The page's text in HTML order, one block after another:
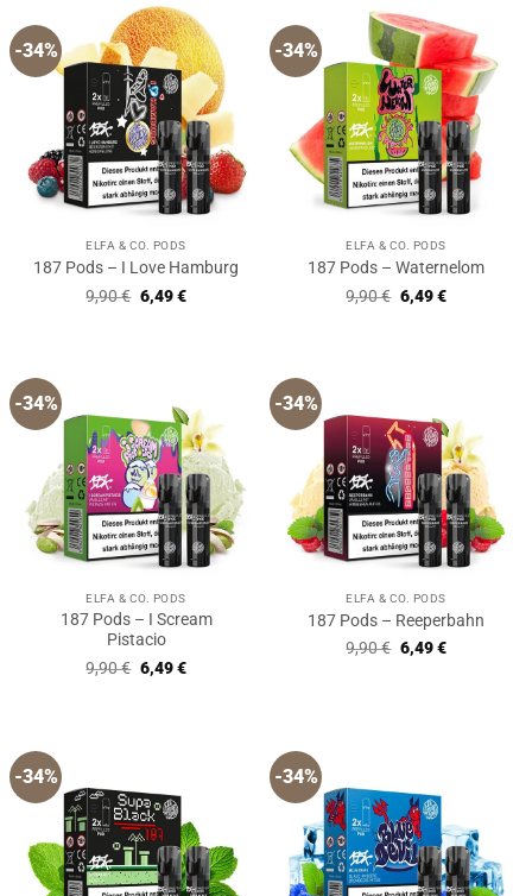
-34%
ELFA & CO. PODS
187 Pods – I Love Hamburg
9,90€ Ursprünglicher
Preis
6,49€Aktueller
-34%
ELFA & CO. PODS
187 Pods – Waternelom
9,90€ Ursprünglicher
Preis
6,49€Aktueller
-34%
ELFA & CO. PODS
187 Pods – I Scream
Pistacio
9,90€ Ursprünglicher
Preis
6,49€Aktueller
-34%
ELFA & CO. PODS
187 Pods – Reeperbahn
9,90€ Ursprünglicher
Preis
6,49€Aktueller
-34% -34%